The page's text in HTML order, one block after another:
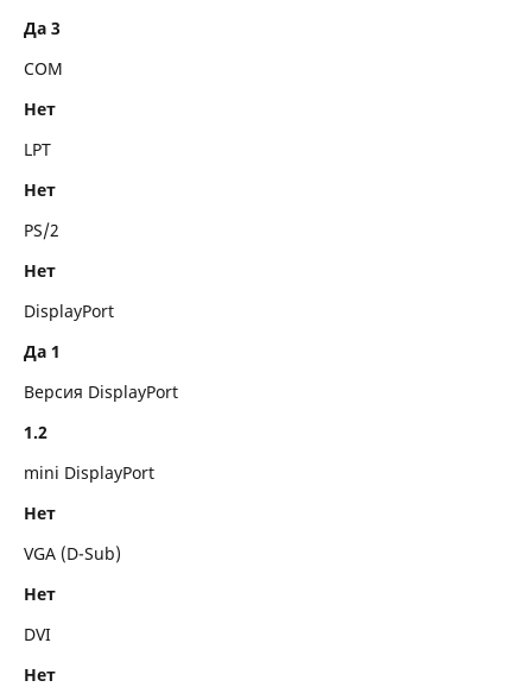
Да 3
COM
Нет
LPT
Нет
PS/2
Нет
DisplayPort
Да 1
Версия DisplayPort
1.2
mini DisplayPort
Нет
VGA (D-Sub)
Нет
DVI
Нет